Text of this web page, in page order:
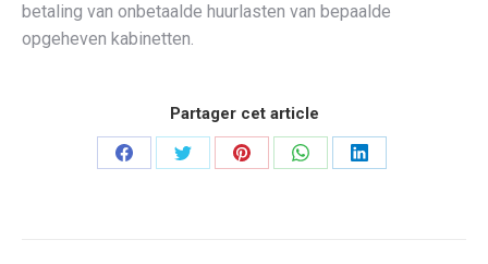
betaling van onbetaalde huurlasten van bepaalde
opgeheven kabinetten.
Partager cet article
PartagerPartagerPartagerPartagerPartager